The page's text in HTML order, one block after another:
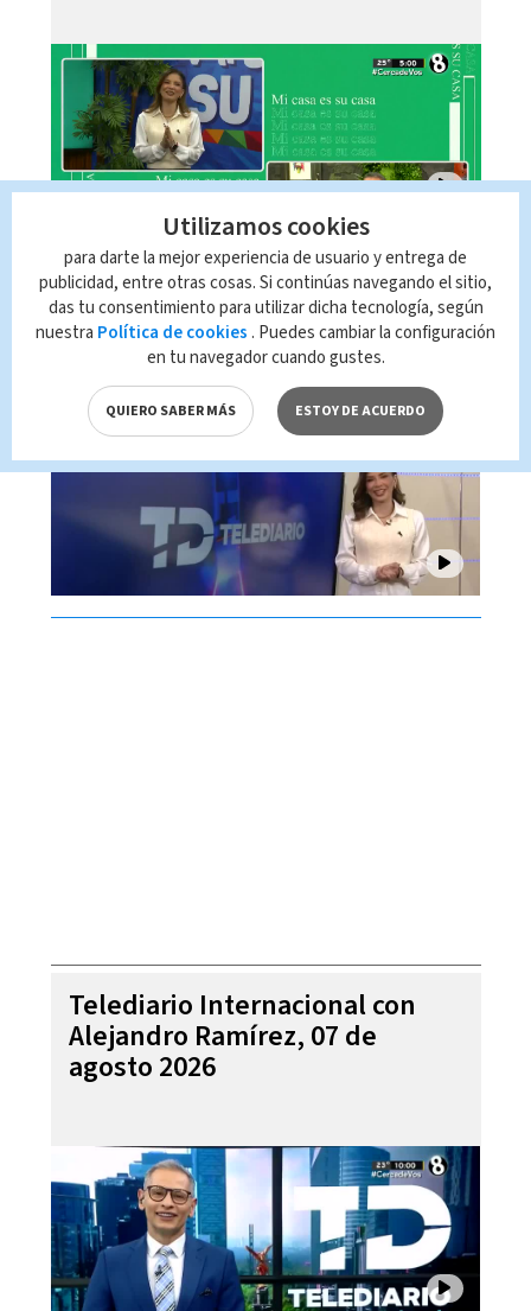
Telediario En Directo con Paula
Brenes, 07 de agosto 2026
Telediario Internacional con
Alejandro Ramírez, 07 de
agosto 2026
Utilizamos cookies
para darte la mejor experiencia de usuario y entrega de
publicidad, entre otras cosas. Si continúas navegando el sitio,
das tu consentimiento para utilizar dicha tecnología, según
nuestra Política de cookies . Puedes cambiar la configuración
en tu navegador cuando gustes.
QUIERO SABER MÁS ESTOY DE ACUERDO